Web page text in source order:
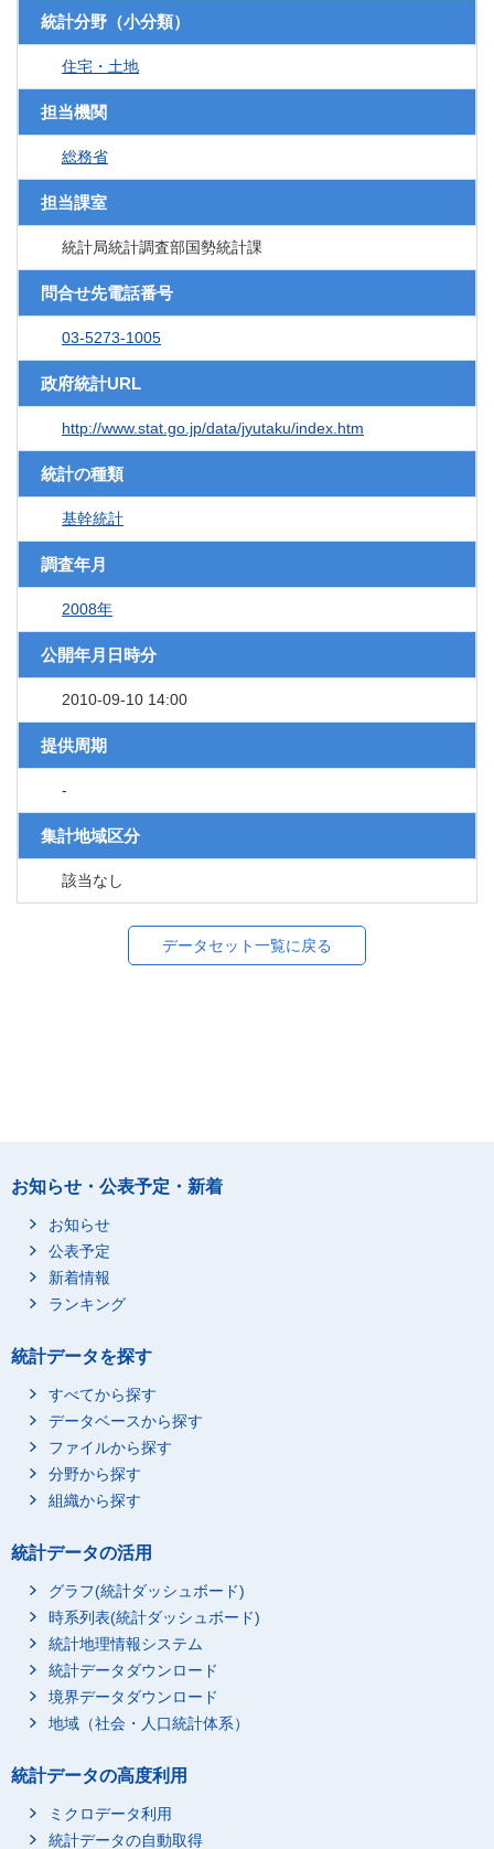
統計分野（小分類）
住宅・土地
担当機関
総務省
担当課室
統計局統計調査部国勢統計課
問合せ先電話番号
03-5273-1005
政府統計URL
http://www.stat.go.jp/data/jyutaku/index.htm
統計の種類
基幹統計
調査年月
2008年
公開年月日時分
2010-09-10 14:00
提供周期
-
集計地域区分
該当なし
データセット一覧に戻る
お知らせ・公表予定・新着
お知らせ
公表予定
新着情報
ランキング
統計データを探す
すべてから探す
データベースから探す
ファイルから探す
分野から探す
組織から探す
統計データの活用
グラフ(統計ダッシュボード)
時系列表(統計ダッシュボード)
統計地理情報システム
統計データダウンロード
境界データダウンロード
地域（社会・人口統計体系）
統計データの高度利用
ミクロデータ利用
統計データの自動取得